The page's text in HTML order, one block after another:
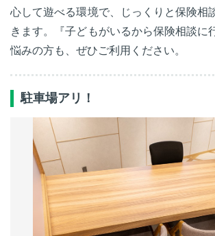
心して遊べる環境で、じっくりと保険相
きます。『子どもがいるから保険相談に
悩みの方も、ぜひご利用ください。
駐車場アリ！